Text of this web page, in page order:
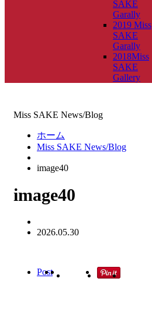
SAKE
Garally
2019 Miss
SAKE
Garally
2018Miss
SAKE
Gallery
Miss SAKE News/Blog
ホーム
Miss SAKE News/Blog
image40
image40
2026.05.30
Post